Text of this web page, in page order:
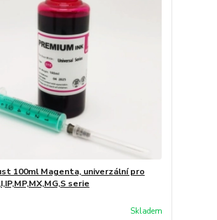
100ml Magenta, univerzální pro
serie
Skladem